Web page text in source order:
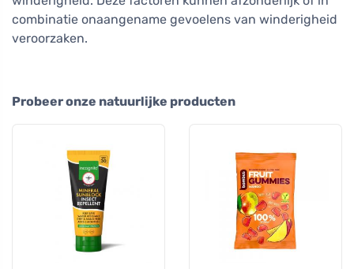
combinatie onaangename gevoelens van winderigheid
veroorzaken.
Probeer onze natuurlijke producten